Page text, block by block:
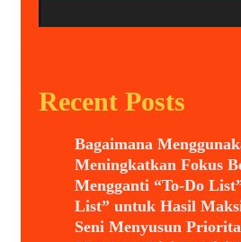
Recent Posts
Bagaimana
Meningkatkan Fokus
Mengganti “To-Do
List” untuk Hasil
Seni Menyusun